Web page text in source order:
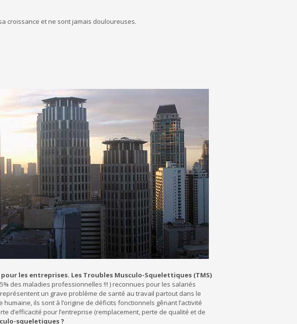
croissance et ne sont jamais douloureuses.
les entreprises. Les Troubles Musculo-Squelettiques (TMS)
des maladies professionnelles !!! ) reconnues pour les salariés
un grave problème de santé au travail partout dans le
ils sont à l’origine de déficits fonctionnels gênant l’activité
d’efficacité pour l’entreprise (remplacement, perte de qualité et de
squeletiques ?